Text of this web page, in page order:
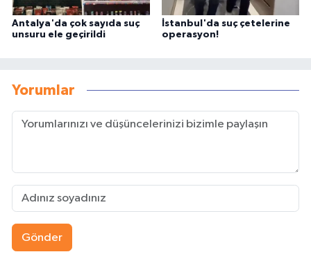
Antalya'da çok sayıda suç
unsuru ele geçirildi
İstanbul'da suç çetelerine
operasyon!
Yorumlar
Gönder